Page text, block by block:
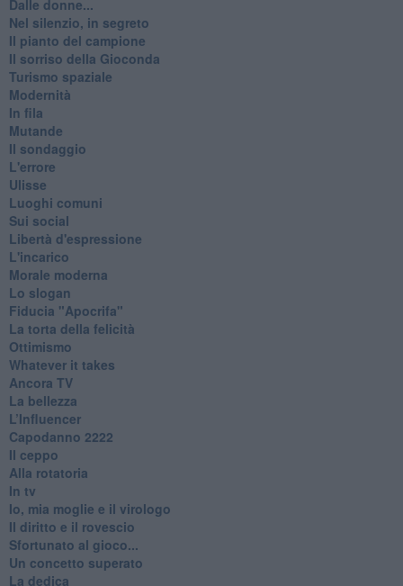
Dalle donne...
Nel silenzio, in segreto
Il pianto del campione
Il sorriso della Gioconda
Turismo spaziale
Modernità
In fila
Mutande
Il sondaggio
L'errore
Ulisse
Luoghi comuni
Sui social
Libertà d'espressione
L'incarico
Morale moderna
Lo slogan
Fiducia "Apocrifa"
La torta della felicità
Ottimismo
Whatever it takes
Ancora TV
La bellezza
L’Influencer
​Capodanno 2222
Il ceppo
Alla rotatoria
In tv
Io, mia moglie e il virologo
Il diritto e il rovescio
Sfortunato al gioco...
Un concetto superato
La dedica